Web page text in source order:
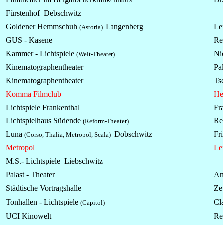
Fürstenhof Debschwitz
Goldener Hemmschuh (Astoria) Langenberg
GUS - Kasene
Kammer - Lichtspiele (Welt-Theater)
Kinematographentheater
Kinematographentheater
Komma Filmclub
Lichtspiele Frankenthal
Lichtspielhaus Südende (Reform-Theater)
Luna (Corso, Thalia, Metropol, Scala) Dobschwitz
Metropol
M.S.- Lichtspiele Liebschwitz
Palast - Theater
Städtische Vortragshalle
Tonhallen - Lichtspiele (Capitol)
UCI Kinowelt